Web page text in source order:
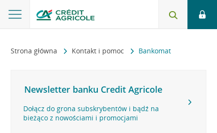
Strona główna Kontakt i pomoc Bankomat
Newsletter banku Credit Agricole
Dołącz do grona subskrybentów i bądź na
bieżąco z nowościami i promocjami